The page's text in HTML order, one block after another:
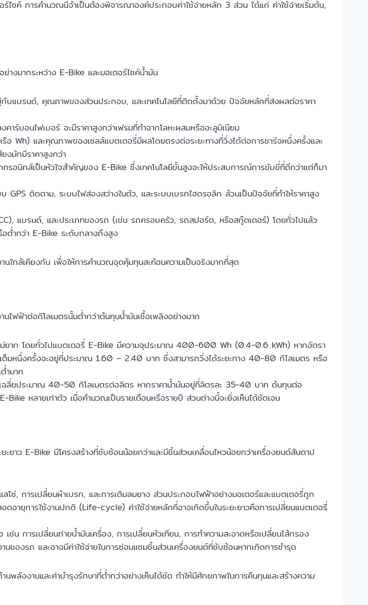
ไซค์ การคำนวณนี้จำเป็นต้องพิจารณาองค์ประกอบค่าใช้จ่ายหลัก 3 ส่วน ได้แก่ ค่าใช้จ่ายเริ่มต้น,
งมากระหว่าง E-Bike และมอเตอร์ไซค์น้ำมัน
บแบรนด์, คุณภาพของส่วนประกอบ, และเทคโนโลยีที่ติดตั้งมาด้วย ปัจจัยหลักที่ส่งผลต่อราคา
าร์บอนไฟเบอร์ จะมีราคาสูงกว่าเฟรมที่ทำจากโลหะผสมหรืออะลูมิเนียม
Wh) และคุณภาพของเซลล์แบตเตอรี่มีผลโดยตรงต่อระยะทางที่วิ่งได้ต่อการชาร์จหนึ่งครั้งและ
งมักมีราคาสูงกว่า
รอนิกส์เป็นหัวใจสำคัญของ E-Bike ซึ่งเทคโนโลยีขั้นสูงจะให้ประสบการณ์การขับขี่ที่ดีกว่าแต่ก็มา
ติดตาม, ระบบไฟส่องสว่างในตัว, และระบบเบรกไฮดรอลิก ล้วนเป็นปัจจัยที่ทำให้ราคาสูง
แบรนด์, และประเภทของรถ (เช่น รถครอบครัว, รถสปอร์ต, หรือสกู๊ตเตอร์) โดยทั่วไปแล้ว
อต่ำกว่า E-Bike ระดับกลางถึงสูง
ใกล้เคียงกัน เพื่อให้การคำนวณจุดคุ้มทุนสะท้อนความเป็นจริงมากที่สุด
ฟฟ้าต่อกิโลเมตรนั้นต่ำกว่าต้นทุนน้ำมันเชื้อเพลิงอย่างมาก
ไม่ยาก โดยทั่วไปแบตเตอรี่ E-Bike มีความจุประมาณ 400-600 Wh (0.4-0.6 kWh) หากอัตรา
ต็มหนึ่งครั้งจะอยู่ที่ประมาณ 1.60 – 2.40 บาท ซึ่งสามารถวิ่งได้ระยะทาง 40-80 กิโลเมตร หรือ
ำมาก
เฉลี่ยประมาณ 40-50 กิโลเมตรต่อลิตร หากราคาน้ำมันอยู่ที่ลิตรละ 35-40 บาท ต้นทุนต่อ
หลายเท่าตัว เมื่อคำนวณเป็นรายเดือนหรือรายปี ส่วนต่างนี้จะยิ่งเห็นได้ชัดเจน
ยาว E-Bike มีโครงสร้างที่ซับซ้อนน้อยกว่าและมีชิ้นส่วนเคลื่อนไหวน้อยกว่าเครื่องยนต์สันดาป
ซ่, การเปลี่ยนผ้าเบรก, และการเติมลมยาง ส่วนประกอบไฟฟ้าอย่างมอเตอร์และแบตเตอรี่ถูก
ดอายุการใช้งานปกติ (Life-cycle) ค่าใช้จ่ายหลักที่อาจเกิดขึ้นในระยะยาวคือการเปลี่ยนแบตเตอรี่
เช่น การเปลี่ยนถ่ายน้ำมันเครื่อง, การเปลี่ยนหัวเทียน, การทำความสะอาดหรือเปลี่ยนไส้กรอง
นของรถ และอาจมีค่าใช้จ่ายในการซ่อมแซมชิ้นส่วนเครื่องยนต์ที่ซับซ้อนหากเกิดการชำรุด
ลังงานและค่าบำรุงรักษาที่ต่ำกว่าอย่างเห็นได้ชัด ทำให้มีศักยภาพในการคืนทุนและสร้างความ